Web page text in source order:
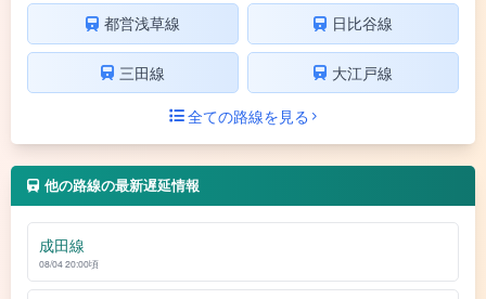
都営浅草線 日比谷線
三田線
大江戸線
全ての路線を見る
他の路線の最新遅延情報
成田線
08/04 20:00頃